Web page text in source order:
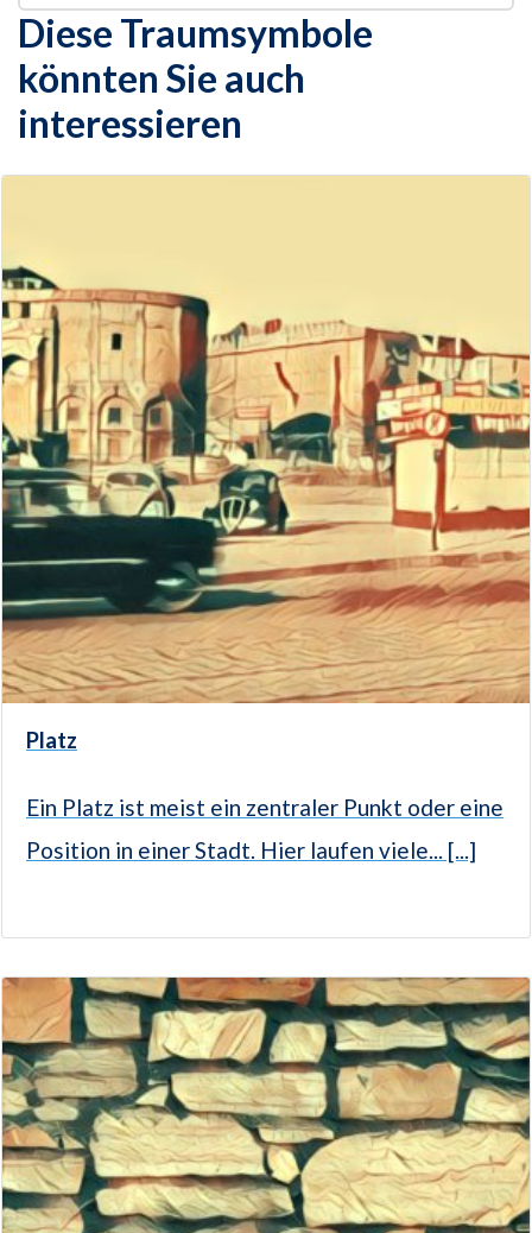
Diese Traumsymbole
könnten Sie auch
interessieren
Platz
Ein Platz ist meist ein zentraler Punkt oder eine
Position in einer Stadt. Hier laufen viele... [...]